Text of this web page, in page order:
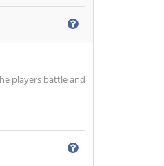
players battle and